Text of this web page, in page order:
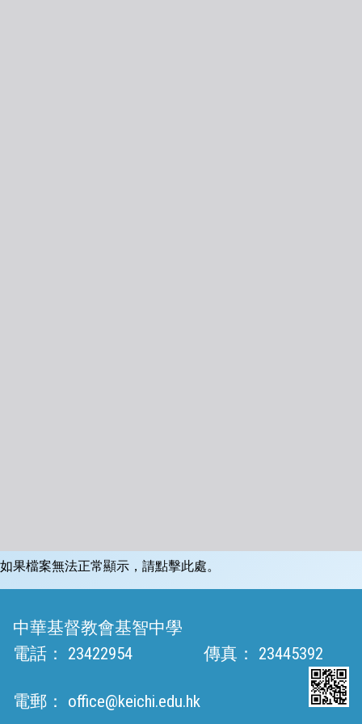
如果檔案無法正常顯示，請點擊此處。
中華基督教會基智中學
電話：
23422954 傳真： 23445392
電郵： office@keichi.edu.hk